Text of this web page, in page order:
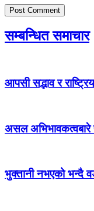
सम्बन्धित समाचार
आपसी सद्भाव र
असल अभिभावकत्वबारे
भुक्तानी नभएको भन्दै